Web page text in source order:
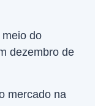
do
dezembro de
mercado na